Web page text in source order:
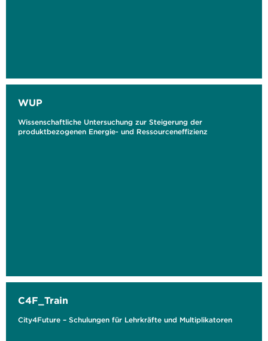
WUP
Wissenschaftliche Untersuchung zur Steigerung der
produktbezogenen Energie- und Ressourceneffizienz
C4F_Train
City4Future – Schulungen für Lehrkräfte und Multiplikatoren